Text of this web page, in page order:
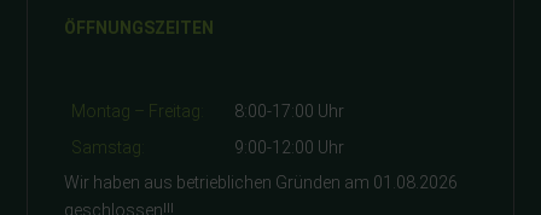
ÖFFNUNGSZEITEN
Montag – Freitag:
8:00-17:00 Uhr
Samstag:
9:00-12:00 Uhr
Wir haben aus betrieblichen Gründen am 01.08.2026
geschlossen!!!